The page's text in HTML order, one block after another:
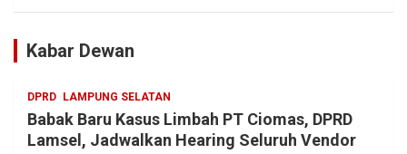
Kabar Dewan
DPRD LAMPUNG SELATAN
Babak Baru Kasus Limbah PT Ciomas, DPRD
Lamsel, Jadwalkan Hearing Seluruh Vendor